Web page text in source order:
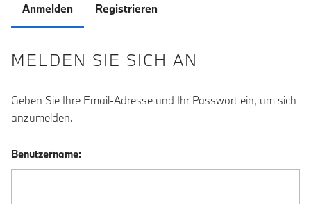
Anmelden Registrieren
MELDEN SIE SICH AN
Geben Sie Ihre Email-Adresse und Ihr Passwort ein, um sich
anzumelden.
Benutzername: